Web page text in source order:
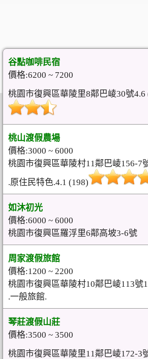
谷點咖啡民宿
價格:6200 ~ 7200
桃園市復興區華陵里8鄰巴崚30號4.6
桃山渡假農場
價格:3000 ~ 6000
桃園市復興區華陵村11鄰巴崚156-7
.原住民特色.4.1 (198)
如沐初光
價格:6000 ~ 6000
桃園市復興區羅浮里6鄰高坡3-6號
周家渡假旅館
價格:1200 ~ 2200
桃園市復興區華陵村10鄰巴崚113號
.一般旅館.
琴莊渡假山莊
價格:3500 ~ 3500
桃園市復興區華陵里11鄰巴崚172-3